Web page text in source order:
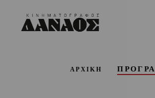
ΑΡΧΙΚΗ